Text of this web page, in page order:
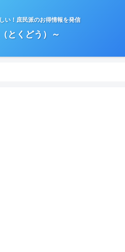
い！庶民派のお得情報を発信
とくどう）～